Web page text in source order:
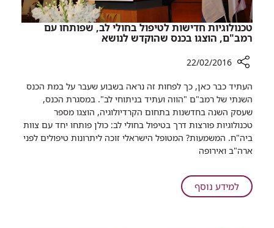
טכנולוגיות חדישות לטיפול בחולי לב, שפותחו עם
רמב"ם, הוצגו בכנס שהוקדש לנושא
שיתוף
טכנולוגיות
חדישות
לטיפול
בחולי
לב,
עם
רמב"ם,
22/02/2016
העתיד כבר כאן, כך לפחות זה נראה בשבוע שעבר על במת הכנס
השנתי של רמב"ם "הווה ועתיד בניתוחי לב". במסגרת הכנס,
שעסק השנה בחדשנות בתחום הקרדיולוגיה, הוצגו מספר
טכנולוגיות פורצות דרך בטיפול בחולי לב: כולן פותחו יחד עם צוות
ביה"ח. המשמעות? המטופל הישראלי זוכה ליתרונות טיפולים לפני
ארה"ב ואירופה
למידע נוסףעל
טכנולוגיות